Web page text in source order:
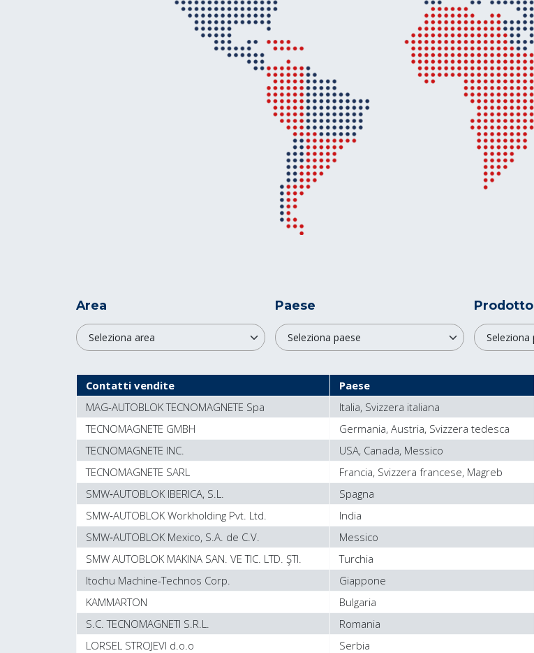
Area Paese Prodotto
Contatti vendite Paese
MAG-AUTOBLOK TECNOMAGNETE Spa
Italia, Svizzera italiana
TECNOMAGNETE GMBH
Germania, Austria, Svizzera tedesca
TECNOMAGNETE INC.
USA, Canada, Messico
TECNOMAGNETE SARL
Francia, Svizzera francese, Magreb
SMW‑AUTOBLOK IBERICA, S.L.
Spagna
SMW‑AUTOBLOK Workholding Pvt. Ltd.
India
SMW‑AUTOBLOK Mexico, S.A. de C.V.
Messico
SMW AUTOBLOK MAKINA SAN. VE TIC. LTD. ŞTI.
Turchia
Itochu Machine-Technos Corp.
Giappone
KAMMARTON
Bulgaria
S.C. TECNOMAGNETI S.R.L.
Romania
LORSEL STROJEVI d.o.o
Serbia